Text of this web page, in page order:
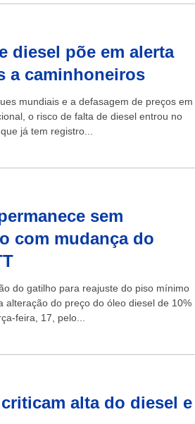
diesel põe em alerta
a caminhoneiros
mundiais e a defasagem de preços em
o risco de falta de diesel entrou no
já tem registro...
sem
com mudança do
do gatilho para reajuste do piso mínimo
alteração do preço do óleo diesel de 10%
feira, 17, pelo...
alta do diesel e